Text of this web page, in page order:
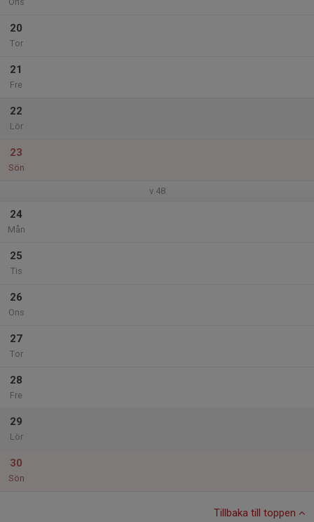
20
Tor
21
Fre
22
Lör
23
Sön
v.48
24
Mån
25
Tis
26
Ons
27
Tor
28
Fre
29
Lör
30
Sön
Tillbaka till toppen